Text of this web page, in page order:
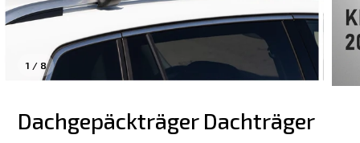
1 / 8
Dachgepäckträger Dachträger